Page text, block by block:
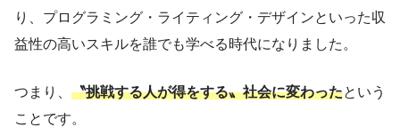
り、プログラミング・ライティング・デザインといった収
益性の高いスキルを誰でも学べる時代になりました。
つまり、 〝挑戦する人が得をする〟社会に変わったという
ことです。